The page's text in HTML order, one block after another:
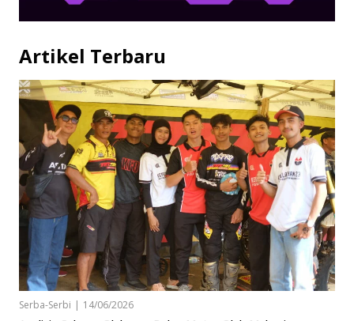
Artikel Terbaru
Serba-Serbi | 14/06/2026